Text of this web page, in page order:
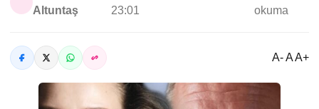
Altuntaş
23:01
okuma
A- A A+